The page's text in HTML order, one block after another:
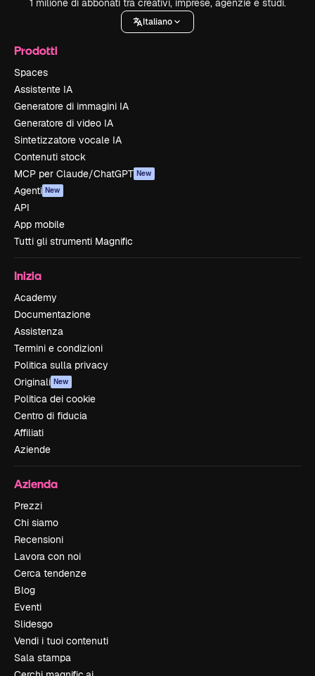
1 milione di abbonati tra creativi, imprese, agenzie e studi.
Italiano
Prodotti
Spaces
Assistente IA
Generatore di immagini IA
Generatore di video IA
Sintetizzatore vocale IA
Contenuti stock
MCP per Claude/ChatGPT New
Agenti New
API
App mobile
Tutti gli strumenti Magnific
Inizia
Academy
Documentazione
Assistenza
Termini e condizioni
Politica sulla privacy
Originali New
Politica dei cookie
Centro di fiducia
Affiliati
Aziende
Azienda
Prezzi
Chi siamo
Recensioni
Lavora con noi
Cerca tendenze
Blog
Eventi
Slidesgo
Vendi i tuoi contenuti
Sala stampa